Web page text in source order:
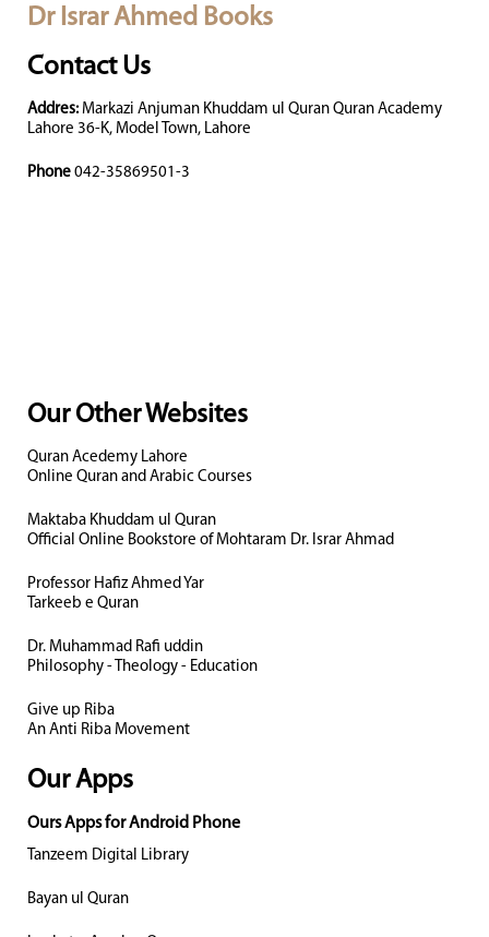
Dr Israr Ahmed Books
Contact Us
Addres: Markazi Anjuman Khuddam ul Quran Quran Academy
Lahore 36-K, Model Town, Lahore
Phone 042-35869501-3
Our Other Websites
Quran Acedemy Lahore
Online Quran and Arabic Courses
Maktaba Khuddam ul Quran
Official Online Bookstore of Mohtaram Dr. Israr Ahmad
Professor Hafiz Ahmed Yar
Tarkeeb e Quran
Dr. Muhammad Rafi uddin
Philosophy - Theology - Education
Give up Riba
An Anti Riba Movement
Our Apps
Ours Apps for Android Phone
Tanzeem Digital Library
Bayan ul Quran